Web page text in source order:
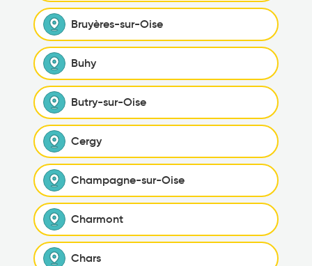
Bruyères-sur-Oise
Buhy
Butry-sur-Oise
Cergy
Champagne-sur-Oise
Charmont
Chars